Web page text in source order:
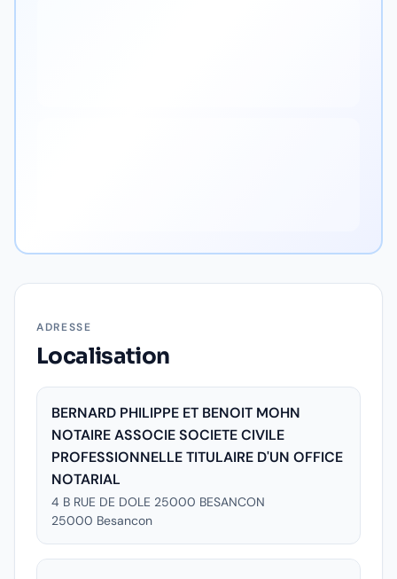
ADRESSE
Localisation
BERNARD PHILIPPE ET BENOIT MOHN
NOTAIRE ASSOCIE SOCIETE CIVILE
PROFESSIONNELLE TITULAIRE D'UN OFFICE
NOTARIAL
4 B RUE DE DOLE 25000 BESANCON
25000 Besancon